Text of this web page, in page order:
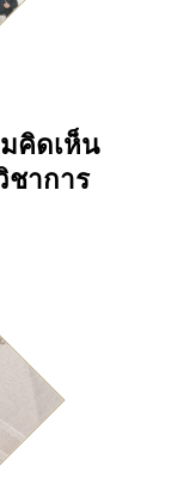
คิดเห็น
ชาการ